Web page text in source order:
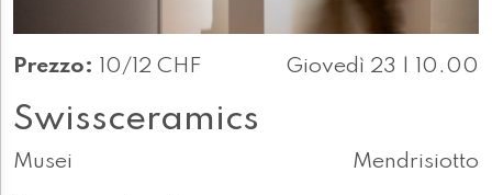
Prezzo: 10/12 CHF Giovedì 23 | 10.00
Swissceramics
Musei Mendrisiotto